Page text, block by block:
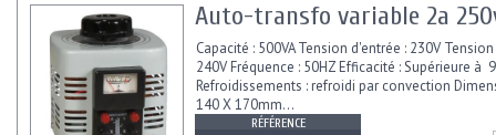
Auto-transfo variable 2a
Capacité : 500VA Tension d'entrée : 230V
240V Fréquence : 50HZ Efficacité : Supérieure à
Refroidissements : refroidi par convection
140 X 170mm...
RÉFÉRENCE